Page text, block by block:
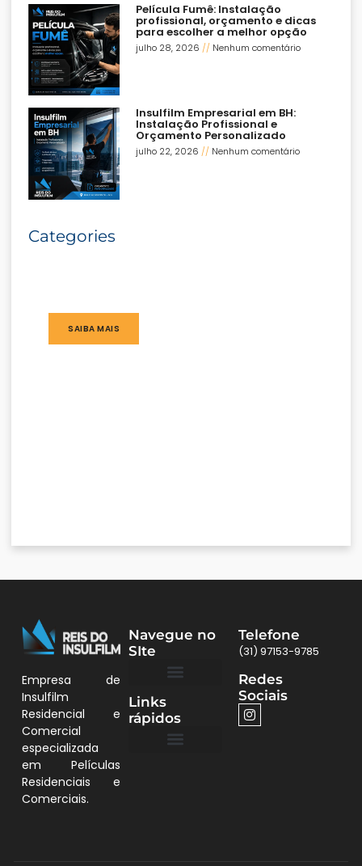
Película Fumê: Instalação
profissional, orçamento e dicas
para escolher a melhor opção
julho 28, 2026 Nenhum comentário
Insulfilm Empresarial em BH:
Instalação Profissional e
Orçamento Personalizado
julho 22, 2026 Nenhum comentário
Categories
SAIBA MAIS
Empresa de
Insulfilm
Residencial e
Comercial
especializada
em Películas
Residenciais e
Comerciais.
Navegue no
SIte
Links
rápidos
Telefone
(31) 97153-9785
Redes
Sociais